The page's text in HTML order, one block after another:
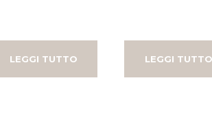
LEGGI TUTTO LEGGI TUTTO